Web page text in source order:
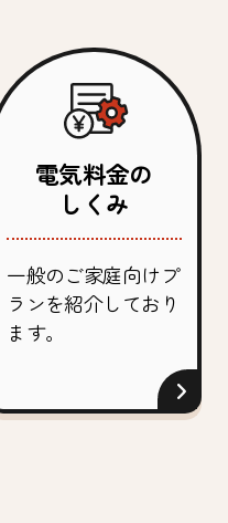
電気料金の
しくみ
一般のご家庭向けプ
ランを紹介しており
ます。